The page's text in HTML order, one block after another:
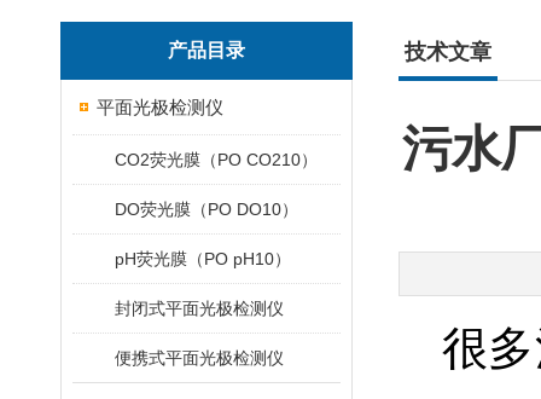
产品目录
平面光极检测仪
CO2荧光膜（PO CO210）
DO荧光膜（PO DO10）
pH荧光膜（PO pH10）
封闭式平面光极检测仪
便携式平面光极检测仪
技术文章
污水
很